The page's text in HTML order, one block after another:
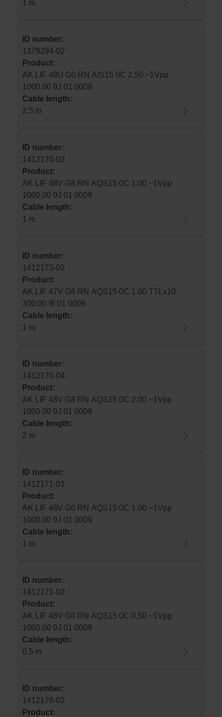
1 m
ID number:
1379294-02
Product:
AK LIF 48U G0 RN AIS15 0C 2.50 ~1Vpp
1000.00 9J 01 0009
Cable length:
2.5 m
ID number:
1412170-02
Product:
AK LIF 48V G8 RN AQS15 0C 1.00 ~1Vpp
1000.00 9J 01 0009
Cable length:
1 m
ID number:
1412173-02
Product:
AK LIF 47V G8 RN AQS15 0C 1.00 TTLx10
300.00 9I 01 0009
Cable length:
1 m
ID number:
1412170-04
Product:
AK LIF 48V G8 RN AQS15 0C 2.00 ~1Vpp
1000.00 9J 01 0009
Cable length:
2 m
ID number:
1412171-01
Product:
AK LIF 48V G0 RN AQS15 0C 1.00 ~1Vpp
1000.00 9J 01 0009
Cable length:
1 m
ID number:
1412171-02
Product:
AK LIF 48V G0 RN AQS15 0C 0.50 ~1Vpp
1000.00 9J 01 0009
Cable length:
0.5 m
ID number:
1412176-02
Product: